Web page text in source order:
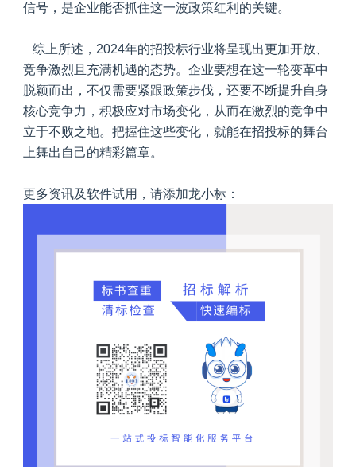
信号，是企业能否抓住这一波政策红利的关键。
综上所述，2024年的招投标行业将呈现出更加开放、
竞争激烈且充满机遇的态势。企业要想在这一轮变革中
脱颖而出，不仅需要紧跟政策步伐，还要不断提升自身
核心竞争力，积极应对市场变化，从而在激烈的竞争中
立于不败之地。把握住这些变化，就能在招投标的舞台
上舞出自己的精彩篇章。
更多资讯及软件试用，请添加龙小标：